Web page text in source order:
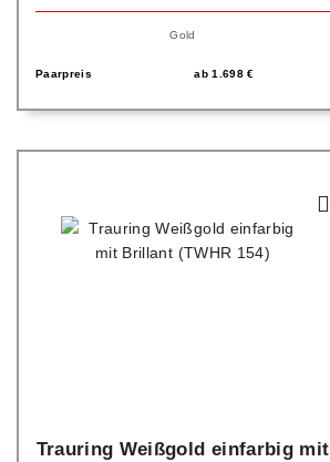
Gold
Paarpreis ab1.698€
Trauring Weißgold einfarbig mit